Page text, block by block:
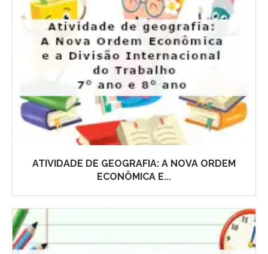
ATIVIDADE DE GEOGRAFIA: A NOVA ORDEM
ECONÔMICA E...